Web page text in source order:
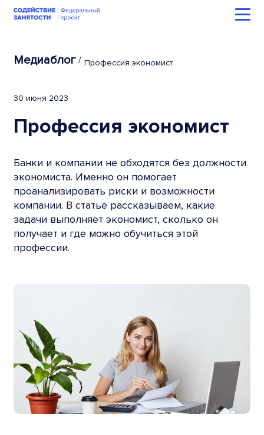
Медиаблог / Профессия экономист
30 июня 2023
Профессия экономист
Банки и компании не обходятся без должности
экономиста. Именно он помогает
проанализировать риски и возможности
компании. В статье рассказываем, какие
задачи выполняет экономист, сколько он
получает и где можно обучиться этой
профессии.